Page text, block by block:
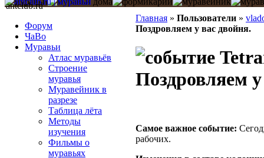
Главная » Пользователи »
Поздровляем у вас двойня.
Поздровляем
Самое важное событие:
рабочих.
antclub.ru
Форум
ЧаВо
Муравьи
Атлас муравьёв
Строение
муравья
Муравейник в
разрезе
Таблица лёта
Методы
изучения
Фильмы о
муравьях